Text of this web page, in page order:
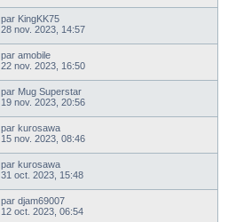
par KingKK75
28 nov. 2023, 14:57
par amobile
22 nov. 2023, 16:50
par Mug Superstar
19 nov. 2023, 20:56
par kurosawa
15 nov. 2023, 08:46
par kurosawa
31 oct. 2023, 15:48
par djam69007
12 oct. 2023, 06:54